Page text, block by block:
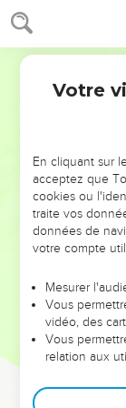
NE
ET SI LEURS
leur foi ou leur
et les saisons
Dans cette
clés pour
Votre
En cliquant sur
acceptez que
cookies ou
traite vos
données de
votre compte
Mesurer
Vous
vidéo, des
Vous
relation aux